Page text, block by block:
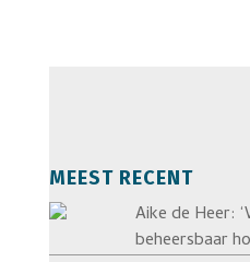
MEEST RECENT
Aike de Heer:
beheersbaar